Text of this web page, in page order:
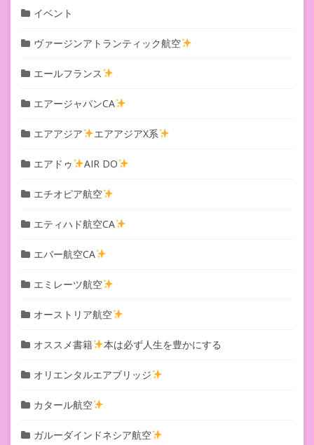
イベント
ヴァージンアトランティック航空
エールフランス
エアージャパンCA
エアアジア エアアジアX系
エアドゥ AIR DO
エチオピア航空
エティハド航空CA
エバー航空CA
エミレーツ航空
オーストリア航空
オススメ書籍 本は必ず人生を豊かにする
オリエンタルエアブリッジ
カタール航空
ガルーダインドネシア航空